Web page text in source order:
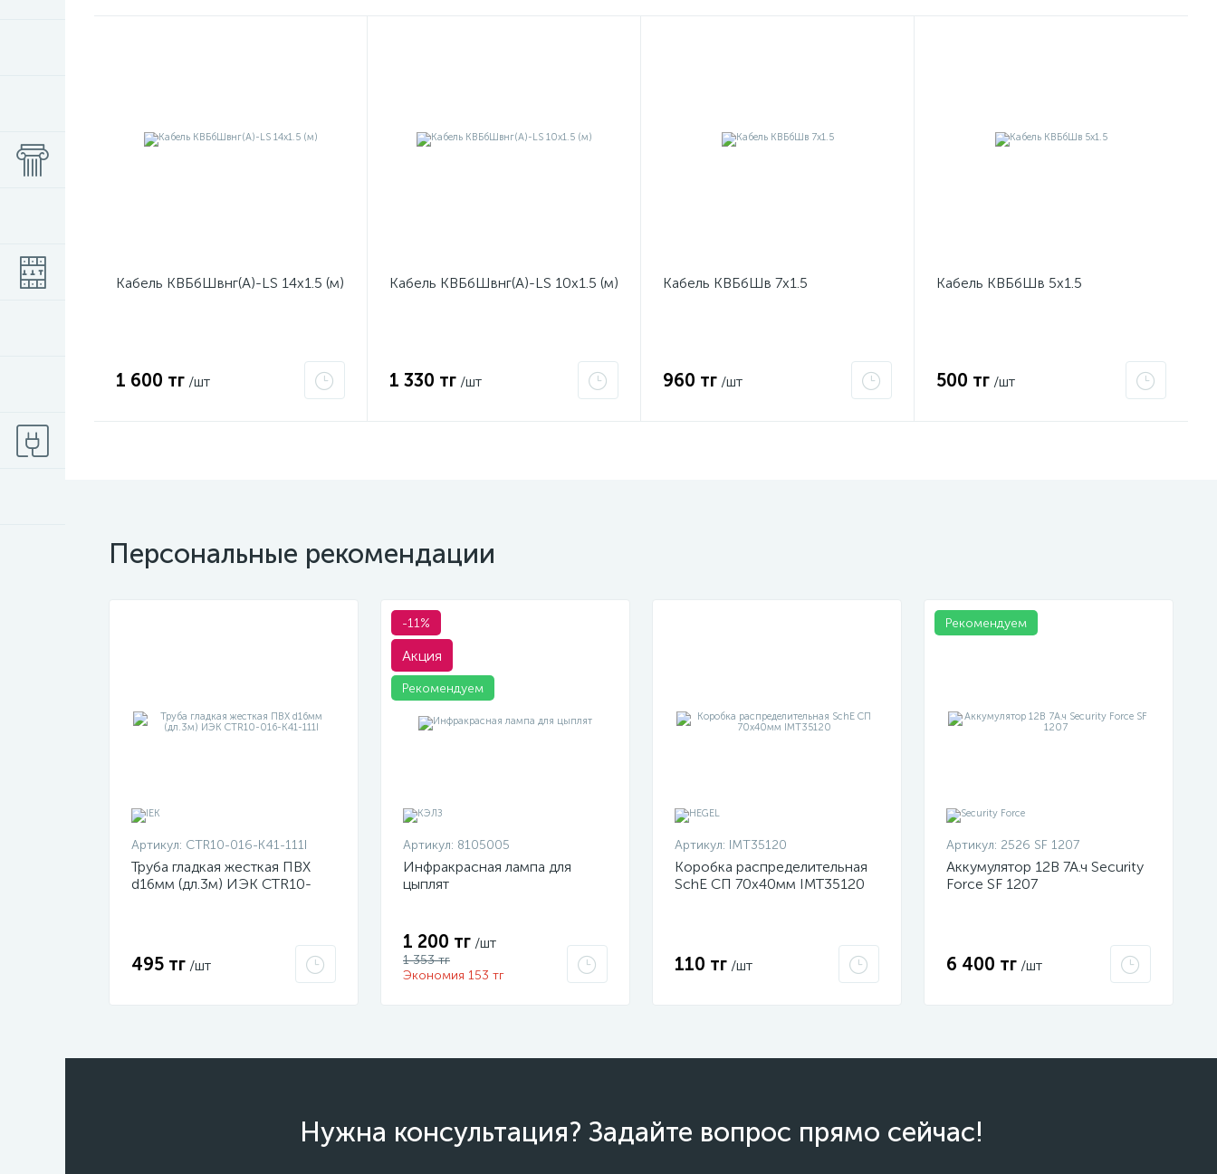
Кабель КВБбШвнг(А)-LS 14х1.5 (м)
1 600 тг /шт
Кабель КВБбШвнг(А)-LS 10х1.5 (м)
1 330 тг /шт
Кабель КВБбШв 7х1.5
960 тг /шт
Кабель КВБбШв 5х1.5
500 тг /шт
Персональные рекомендации
Артикул: CTR10-016-K41-111I
Труба гладкая жесткая ПВХ
d16мм (дл.3м) ИЭК CTR10-
495 тг /шт
-11%
Акция
Рекомендуем
Артикул: 8105005
Инфракрасная лампа для
цыплят
1 200 тг /шт
1 353 тг
Экономия 153 тг
Артикул: IMT35120
Коробка распределительная
SchE СП 70х40мм IMT35120
110 тг /шт
Рекомендуем
Артикул: 2526 SF 1207
Аккумулятор 12В 7А.ч Security
Force SF 1207
6 400 тг /шт
Нужна консультация? Задайте вопрос прямо сейчас!